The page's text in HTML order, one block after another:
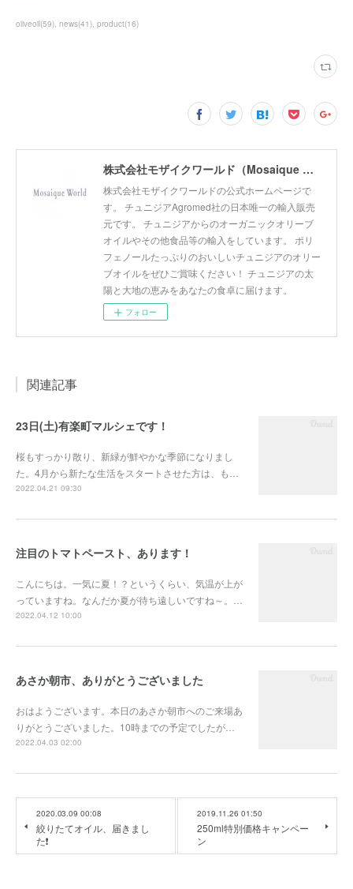
oliveoil(59) news(41) product(16)
株式会社モザイクワールド（Mosaique World Co.,Ltd)
株式会社モザイクワールドの公式ホームページで
す。 チュニジアAgromed社の日本唯一の輸入販売
元です。 チュニジアからのオーガニックオリーブ
オイルやその他食品等の輸入をしています。 ポリ
フェノールたっぷりのおいしいチュニジアのオリー
ブオイルをぜひご賞味ください！ チュニジアの太
陽と大地の恵みをあなたの食卓に届けます。
フォロー
関連記事
23日(土)有楽町マルシェです！
桜もすっかり散り、新緑が鮮やかな季節になりまし
た。4月から新たな生活をスタートさせた方は、も…
2022.04.21 09:30
注目のトマトペースト、あります！
こんにちは。一気に夏！？というくらい、気温が上が
っていますね。なんだか夏が待ち遠しいですね～。…
2022.04.12 10:00
あさか朝市、ありがとうございました
おはようございます。本日のあさか朝市へのご来場あ
りがとうございました。10時までの予定でしたが…
2022.04.03 02:00
2020.03.09 00:08
絞りたてオイル、届きまし
た❗
2019.11.26 01:50
250ml特別価格キャンペー
ン